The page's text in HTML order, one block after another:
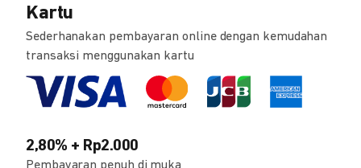
Kartu
Sederhanakan pembayaran online dengan kemudahan
transaksi menggunakan kartu
2,80% + Rp2.000